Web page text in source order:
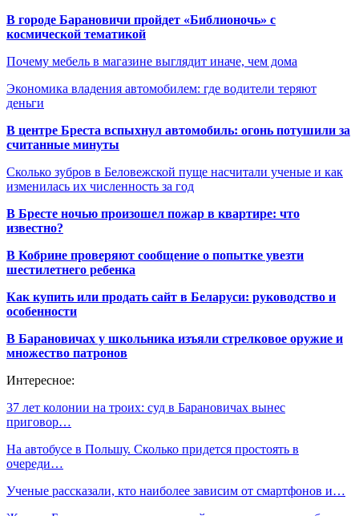
В городе Барановичи пройдет «Библионочь» с
космической тематикой
Почему мебель в магазине выглядит иначе, чем дома
Экономика владения автомобилем: где водители теряют
деньги
В центре Бреста вспыхнул автомобиль: огонь потушили за
считанные минуты
Сколько зубров в Беловежской пуще насчитали ученые и как
изменилась их численность за год
В Бресте ночью произошел пожар в квартире: что
известно?
В Кобрине проверяют сообщение о попытке увезти
шестилетнего ребенка
Как купить или продать сайт в Беларуси: руководство и
особенности
В Барановичах у школьника изъяли стрелковое оружие и
множество патронов
Интересное:
37 лет колонии на троих: суд в Барановичах вынес
приговор…
На автобусе в Польшу. Сколько придется простоять в
очереди…
Ученые рассказали, кто наиболее зависим от смартфонов и…